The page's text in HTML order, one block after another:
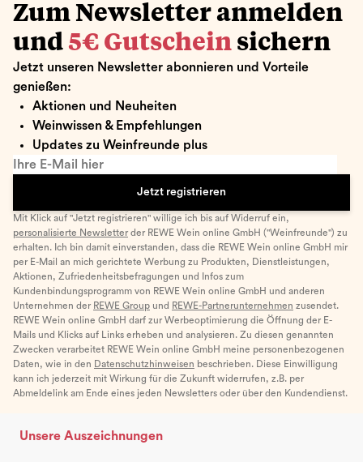
Zum Newsletter anmelden
und 5€ Gutschein sichern
Jetzt unseren Newsletter abonnieren und Vorteile
genießen:
Aktionen und Neuheiten
Weinwissen & Empfehlungen
Updates zu Weinfreunde plus
Ihre E-Mail hier
Jetzt registrieren
Mit Klick auf "Jetzt registrieren" willige ich bis auf Widerruf ein,
personalisierte Newsletter der REWE Wein online GmbH ("Weinfreunde") zu
erhalten. Ich bin damit einverstanden, dass die REWE Wein online GmbH mir
per E-Mail an mich gerichtete Werbung zu Produkten, Dienstleistungen,
Aktionen, Zufriedenheitsbefragungen und Infos zum
Kundenbindungsprogramm von REWE Wein online GmbH und anderen
Unternehmen der REWE Group und REWE-Partnerunternehmen zusendet.
REWE Wein online GmbH darf zur Werbeoptimierung die Öffnung der E-
Mails und Klicks auf Links erheben und analysieren. Zu diesen genannten
Zwecken verarbeitet REWE Wein online GmbH meine personenbezogenen
Daten, wie in den Datenschutzhinweisen beschrieben. Diese Einwilligung
kann ich jederzeit mit Wirkung für die Zukunft widerrufen, z.B. per
Abmeldelink am Ende eines jeden Newsletters oder über den Kundendienst.
Unsere Auszeichnungen